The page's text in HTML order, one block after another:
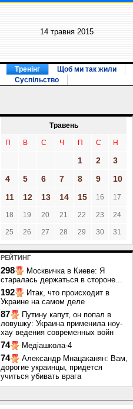
14 травня 2015
Тренінг Щоб ми так жили
Суспільство
Травень
П В С Ч П С Н
1 2
3
4
5 6 7 8 9
10
11
12 13 14 15 16 17
18 19 20 21 22 23 24
25 26 27 28 29 30 31
РЕЙТИНГ
298
Москвичка в Киеве: Я
старалась держаться в стороне...
192
Итак, что происходит в
Украине на самом деле
87
Путину капут, он попал в
ловушку: Украина применила ноу-
хау ведения современных войн
74 Медіашкола-4
74
Александр Мнацаканян: Вам,
дорогие украинцы, придется
учиться убивать врага